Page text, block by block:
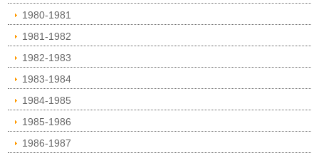
1980-1981
1981-1982
1982-1983
1983-1984
1984-1985
1985-1986
1986-1987